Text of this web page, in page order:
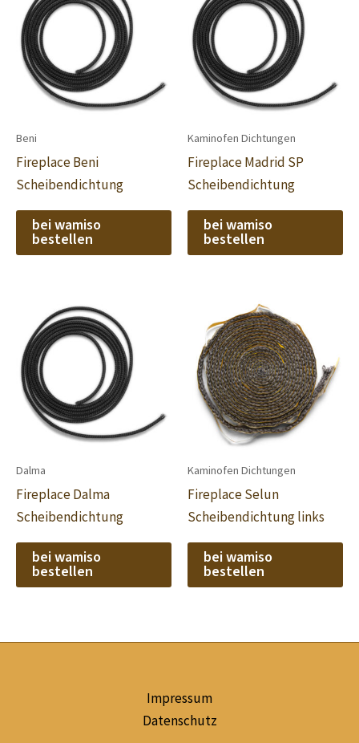
Beni
Fireplace Beni
Scheibendichtung
bei wamiso
bestellen
Kaminofen Dichtungen
Fireplace Madrid SP
Scheibendichtung
bei wamiso
bestellen
Dalma
Fireplace Dalma
Scheibendichtung
bei wamiso
bestellen
Kaminofen Dichtungen
Fireplace Selun
Scheibendichtung links
bei wamiso
bestellen
Impressum
Datenschutz